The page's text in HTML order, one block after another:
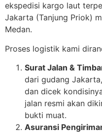
ekspedisi kargo laut
Jakarta (Tanjung Priok)
Medan.
Proses logistik kami
Surat Jalan &
dari gudang
dan dicek
jalan resmi akan
bukti muat.
Asuransi